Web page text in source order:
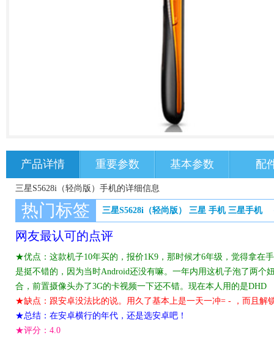
产品详情 重要参数 基本参数 配
三星S5628i（轻尚版）手机的详细信息
热门标签 三星S5628i（轻尚版） 三星 手机 三星手机
网友最认可的点评
★优点：这款机子10年买的，报价1K9，那时候才6年级，觉得拿在
是挺不错的，因为当时Android还没有嘛。一年内用这机子泡了两个
合，前置摄像头办了3G的卡视频一下还不错。现在本人用的是DHD
★缺点：跟安卓没法比的说。用久了基本上是一天一冲= - ，而且解
★总结：在安卓横行的年代，还是选安卓吧！
★评分： 4.0